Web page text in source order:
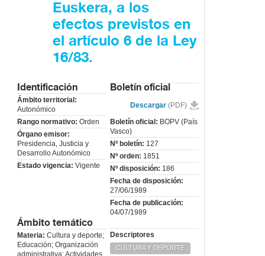
Euskera, a los
efectos previstos en
el artículo 6 de la Ley
16/83.
Identificación
Ámbito territorial:
Autonómico
Rango normativo: Orden
Órgano emisor:
Presidencia, Justicia y
Desarrollo Autonómico
Estado vigencia: Vigente
Boletín oficial
Descargar (PDF)
Boletín oficial: BOPV (País
Vasco)
Nº boletín: 127
Nº orden: 1851
Nº disposición: 186
Fecha de disposición:
27/06/1989
Fecha de publicación:
04/07/1989
Ámbito temático
Materia: Cultura y deporte;
Educación; Organización
administrativa; Actividades
Descriptores
CULTURA Y DEPORTE